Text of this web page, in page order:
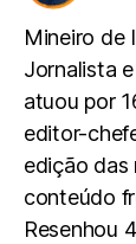
Mineiro de
Jornalista
atuou por
editor-
edição das
conteúdo
Resenhou